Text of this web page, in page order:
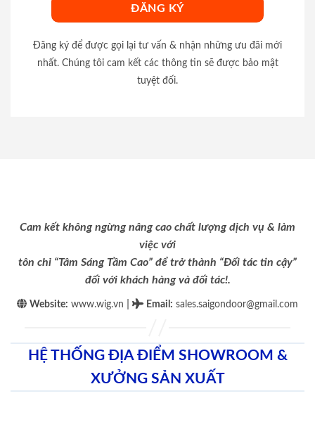
Đăng ký để được gọi lại tư vấn & nhận những ưu đãi mới
nhất. Chúng tôi cam kết các thông tin sẽ được bảo mật
tuyệt đối.
Cam kết không ngừng nâng cao chất lượng dịch vụ & làm
việc với
tôn chỉ “Tâm Sáng Tầm Cao” để trở thành “Đối tác tin cậy”
đối với khách hàng và đối tác!.
Website: www.wig.vn Email : sales.saigondoor@gmail.com
HỆ THỐNG ĐỊA ĐIỂM SHOWROOM &
XƯỞNG SẢN XUẤT